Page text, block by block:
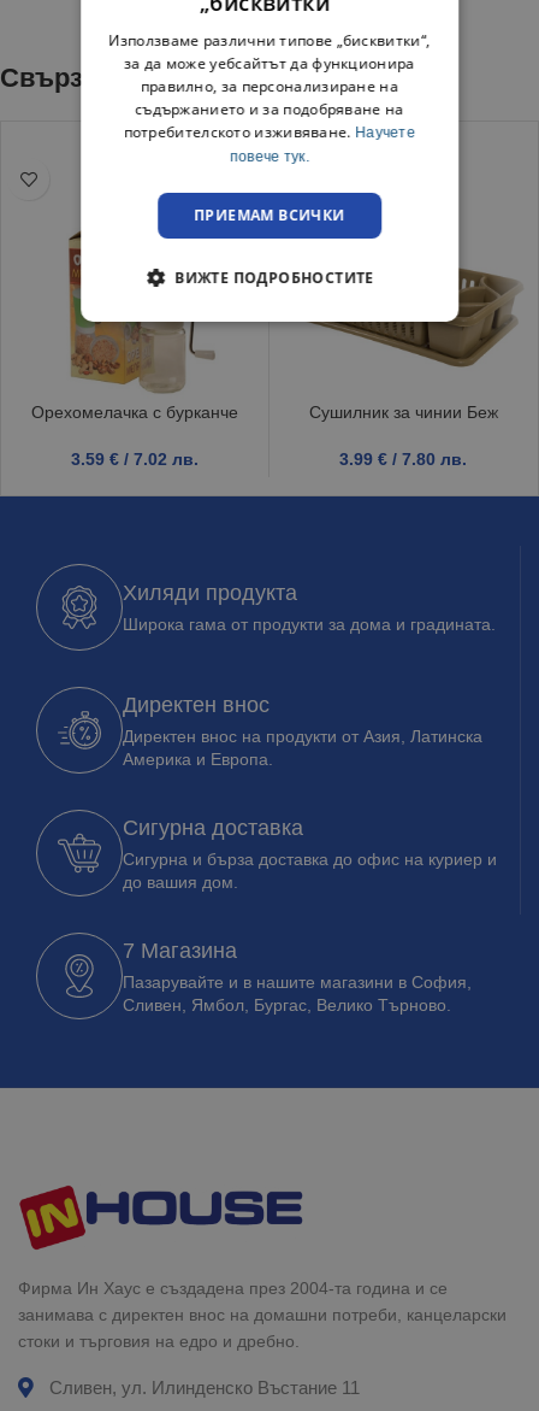
Свързани продукти
Орехомелачка с бурканче
3.59 € / 7.02 лв.
Сушилник за чинии Беж
3.99 € / 7.80 лв.
Хиляди продукта
Широка гама от продукти за дома и градината.
Директен внос
Директен внос на продукти от Азия, Латинска
Америка и Европа.
Сигурна доставка
Сигурна и бърза доставка до офис на куриер и
до вашия дом.
7 Магазина
Пазарувайте и в нашите магазини в София,
Сливен, Ямбол, Бургас, Велико Търново.
Фирма Ин Хаус е създадена през 2004-та година и се
занимава с директен внос на домашни потреби, канцеларски
стоки и търговия на едро и дребно.
Сливен, ул. Илинденско Въстание 11
Използваме различни типове „бисквитки“,
за да може уебсайтът да функционира
правилно, за персонализиране на
съдържанието и за подобряване на
потребителското изживяване. Научете
повече тук.
ПРИЕМАМ ВСИЧКИ
ВИЖТЕ ПОДРОБНОСТИТЕ